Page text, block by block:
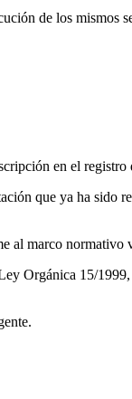
de los mismos
en el registro
que ya ha sido
al marco normativo
Orgánica 15/